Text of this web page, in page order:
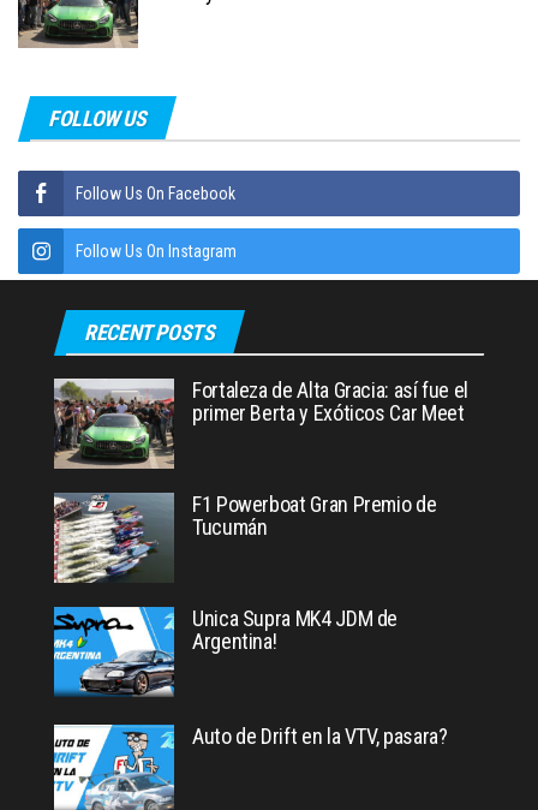
FOLLOW US
Follow Us On Facebook
Follow Us On Instagram
RECENT POSTS
Fortaleza de Alta Gracia: así fue el
primer Berta y Exóticos Car Meet
F1 Powerboat Gran Premio de
Tucumán
Unica Supra MK4 JDM de
Argentina!
Auto de Drift en la VTV, pasara?